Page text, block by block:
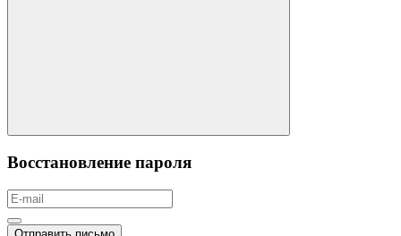
Восстановление пароля